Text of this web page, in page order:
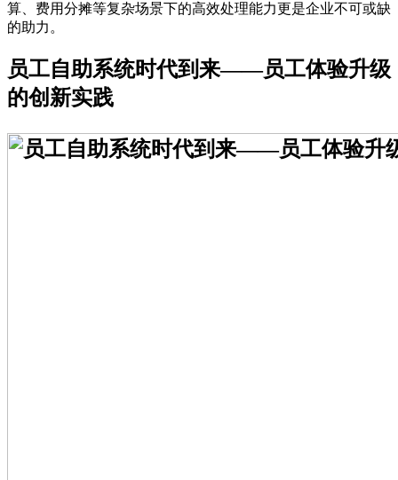
算、费用分摊等复杂场景下的高效处理能力更是企业不可或缺
的助力。
员工自助系统时代到来——员工体验升级
的创新实践